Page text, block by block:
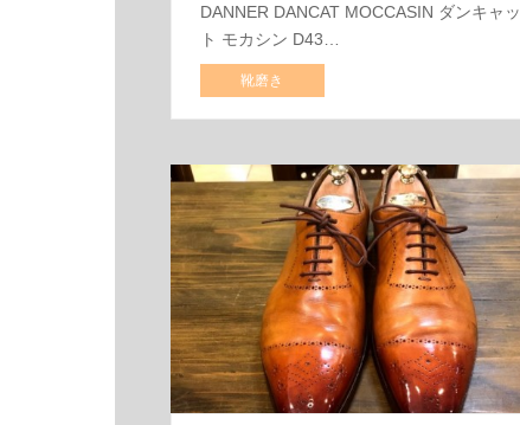
DANNER DANCAT MOCCASIN ダンキャッ
ト モカシン D43…
靴磨き